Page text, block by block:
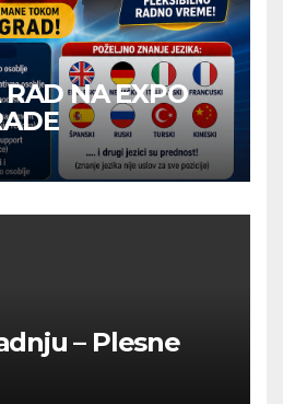
NA EXPO
– Plesne